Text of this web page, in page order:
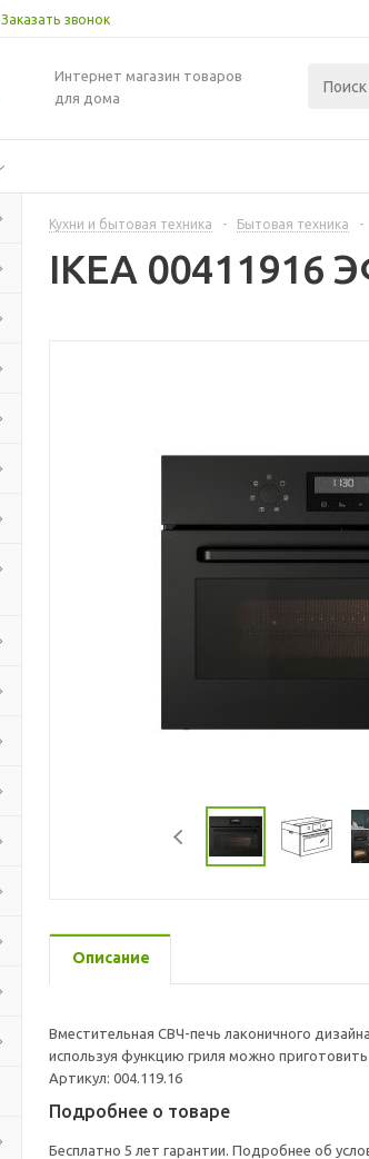
Заказать звонок
Интернет магазин товаров
для дома
Кухни и бытовая техника - Бытовая техника -
IKEA
Описание
Вместительная СВЧ-печь лаконичного
используя функцию гриля можно
Артикул: 004.119.16
Подробнее о товаре
Бесплатно 5 лет гарантии. Подробнее об